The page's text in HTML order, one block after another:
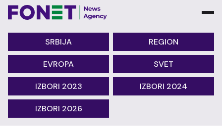
SRBIJA REGION
EVROPA SVET
IZBORI 2023 IZBORI 2024
IZBORI 2026